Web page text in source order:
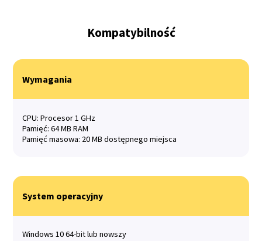
Kompatybilność
Wymagania
CPU: Procesor 1 GHz
Pamięć: 64 MB RAM
Pamięć masowa: 20 MB dostępnego miejsca
System operacyjny
Windows 10 64-bit lub nowszy